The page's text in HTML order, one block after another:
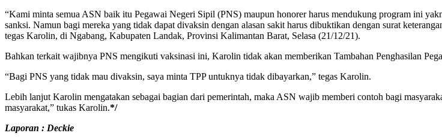
“Kami minta semua ASN baik itu Pegawai Negeri Sipil (PNS) maupun honorer harus mendukung program ini
sanksi. Namun bagi mereka yang tidak dapat divaksin dengan alasan sakit harus dibuktikan dengan surat
tegas Karolin, di Ngabang, Kabupaten Landak, Provinsi Kalimantan Barat, Selasa (21/12/21).
Bahkan terkait wajibnya PNS mengikuti vaksinasi ini, Karolin tidak akan memberikan Tambahan Penghasilan
“Bagi PNS yang tidak mau divaksin, saya minta TPP untuknya tidak dibayarkan,” tegas Karolin.
Lebih lanjut Karolin mengatakan sebagai bagian dari pemerintah, maka ASN wajib memberi contoh bagi
masyarakat,” tukas Karolin.*/
Laporan : Deckie